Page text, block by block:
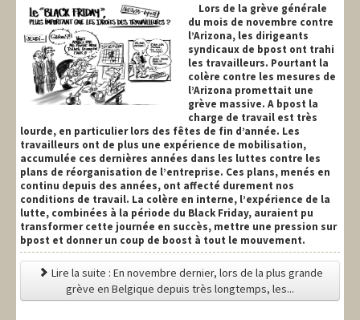
Lors de la grève générale
du mois de novembre contre
l’Arizona, les dirigeants
syndicaux de bpost ont trahi
les travailleurs. Pourtant la
colère contre les mesures de
l’Arizona promettait une
grève massive. A bpost la
charge de travail est très
lourde, en particulier lors des fêtes de fin d’année. Les
travailleurs ont de plus une expérience de mobilisation,
accumulée ces dernières années dans les luttes contre les
plans de réorganisation de l’entreprise. Ces plans, menés en
continu depuis des années, ont affecté durement nos
conditions de travail. La colère en interne, l’expérience de la
lutte, combinées à la période du Black Friday, auraient pu
transformer cette journée en succès, mettre une pression sur
bpost et donner un coup de boost à tout le mouvement.
Lire la suite : En novembre dernier, lors de la plus grande
grève en Belgique depuis très longtemps, les...